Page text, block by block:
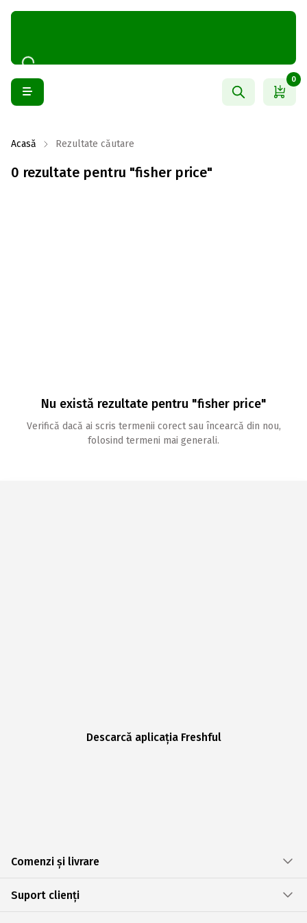
0
Acasă Rezultate căutare
0 rezultate pentru "fisher price"
Nu există rezultate pentru "fisher price"
Verifică dacă ai scris termenii corect sau încearcă din nou,
folosind termeni mai generali.
Descarcă aplicația Freshful
Comenzi și livrare
Suport clienți